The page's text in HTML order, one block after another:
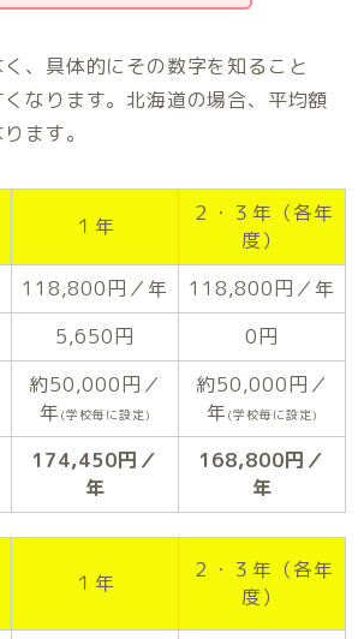
、具体的にその数字を知ること
なります。北海道の場合、平均額
ます。
１年
２・３年（各年
度）
118,800円／年
118,800円／年
5,650円 0円
約50,000円／
年 (学校毎に設定)
約50,000円／
年 (学校毎に設定)
174,450円／
年
168,800円／
年
１年
２・３年（各年
度）